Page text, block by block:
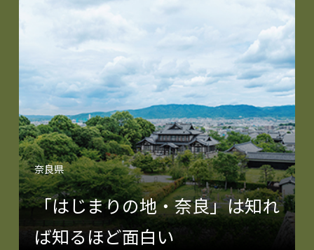
奈良県
「はじまりの地・奈良」は知れ
ば知るほど面白い